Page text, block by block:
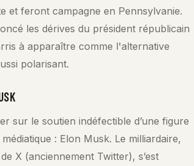
et feront campagne en Pennsylvanie.
les dérives du président républicain
à apparaître comme l'alternative
polarisant.
sur le soutien indéfectible d’une figure
: Elon Musk. Le milliardaire,
X (anciennement Twitter), s’est